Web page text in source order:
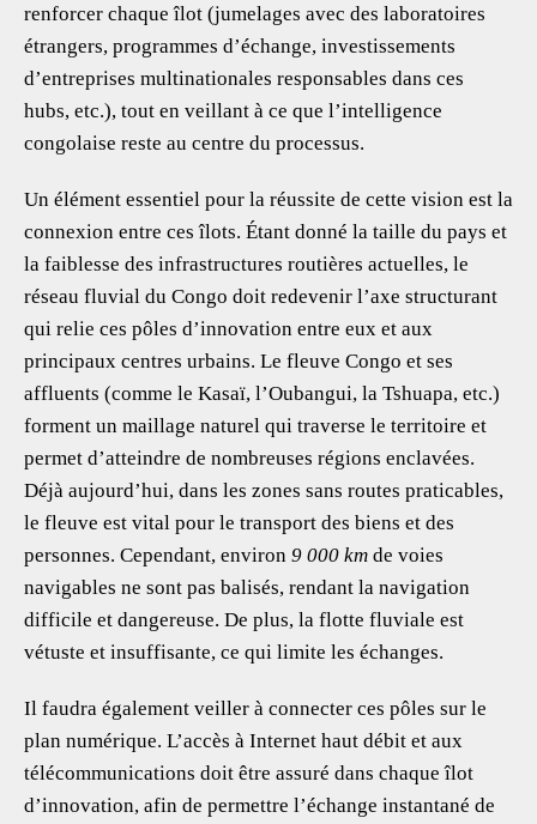
renforcer chaque îlot (jumelages avec des laboratoires
étrangers, programmes d’échange, investissements
d’entreprises multinationales responsables dans ces
hubs, etc.), tout en veillant à ce que l’intelligence
congolaise reste au centre du processus.
Un élément essentiel pour la réussite de cette vision est la
connexion entre ces îlots. Étant donné la taille du pays et
la faiblesse des infrastructures routières actuelles, le
réseau fluvial du Congo doit redevenir l’axe structurant
qui relie ces pôles d’innovation entre eux et aux
principaux centres urbains. Le fleuve Congo et ses
affluents (comme le Kasaï, l’Oubangui, la Tshuapa, etc.)
forment un maillage naturel qui traverse le territoire et
permet d’atteindre de nombreuses régions enclavées.
Déjà aujourd’hui, dans les zones sans routes praticables,
le fleuve est vital pour le transport des biens et des
personnes. Cependant, environ 9 000 km de voies
navigables ne sont pas balisés, rendant la navigation
difficile et dangereuse. De plus, la flotte fluviale est
vétuste et insuffisante, ce qui limite les échanges.
Il faudra également veiller à connecter ces pôles sur le
plan numérique. L’accès à Internet haut débit et aux
télécommunications doit être assuré dans chaque îlot
d’innovation, afin de permettre l’échange instantané de